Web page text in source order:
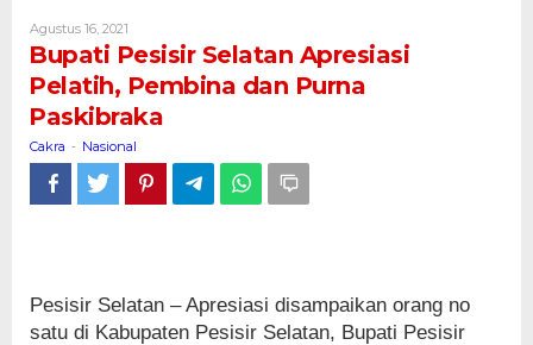
Pelatih,
Pembina
Paskibraka
Agustus 16, 2021
Cakra
Bupati Pesisir Selatan Apresiasi
Pelatih, Pembina dan Purna
Paskibraka
Cakra - Nasional
Pesisir Selatan – Apresiasi disampaikan orang no
satu di Kabupaten Pesisir Selatan, Bupati Pesisir